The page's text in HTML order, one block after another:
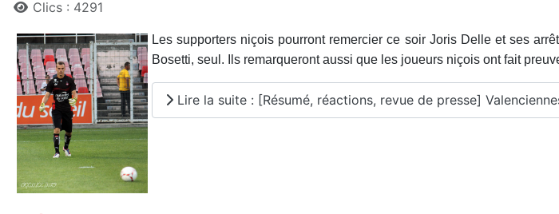
Clics : 4291
Les supporters niçois pourront remercier ce soir Joris Delle et ses
Bosetti, seul. Ils remarqueront aussi que les joueurs niçois ont fait
Lire la suite : [Résumé, réactions, revue de presse]